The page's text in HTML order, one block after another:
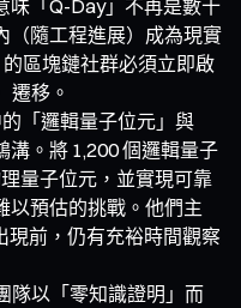
味「Q-Day」不再是數十
（隨工程進展）成為現實
區塊鏈社群必須立即啟
遷移。
「邏輯量子位元」與
溝。將 1,200 個邏輯量子
量子位元，並實現可靠
以預估的挑戰。他們主
現前，仍有充裕時間觀察
隊以「零知識證明」而